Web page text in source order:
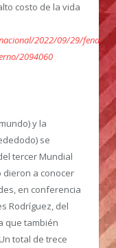
costo de la vida
2022/09/29/
2094060
y la
se
tercer Mundial
dieron a conocer
en conferencia
Rodríguez, del
que también
total de trece